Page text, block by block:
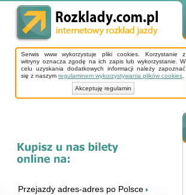
Serwis www wykorzystuje pliki cookies. Korzystanie z
witryny oznacza zgodę na ich zapis lub wykorzystanie. W
celu uzyskania dodatkowych informacji należy zapoznać
się z naszym regulaminem wykorzystywania plików cookies
Akceptuję regulamin
Przejazdy adres-adres po Polsce